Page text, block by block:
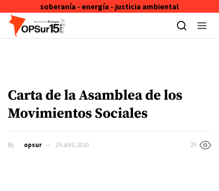
soberanía - energía - justicia ambiental
Skip to content
Carta de la Asamblea de los
Movimientos Sociales
By opsur 25 abril, 2010 29